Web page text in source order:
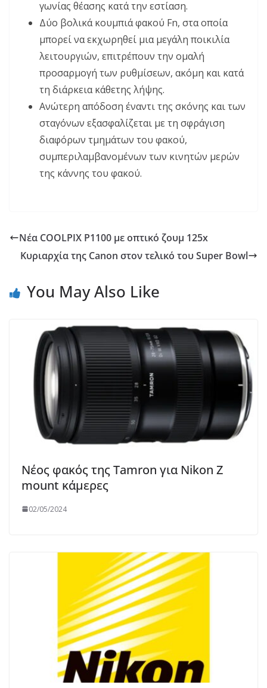
γωνίας θέασης κατά την εστίαση.
Δύο βολικά κουμπιά φακού Fn, στα οποία
μπορεί να εκχωρηθεί μια μεγάλη ποικιλία
λειτουργιών, επιτρέπουν την ομαλή
προσαρμογή των ρυθμίσεων, ακόμη και κατά
τη διάρκεια κάθετης λήψης.
Ανώτερη απόδοση έναντι της σκόνης και των
σταγόνων εξασφαλίζεται με τη σφράγιση
διαφόρων τμημάτων του φακού,
συμπεριλαμβανομένων των κινητών μερών
της κάννης του φακού.
Νέα COOLPIX P1100 με οπτικό ζουμ 125x
Κυριαρχία της Canon στον τελικό του Super Bowl
You May Also Like
Νέος φακός της Tamron για Nikon Z
mount κάμερες
02/05/2024